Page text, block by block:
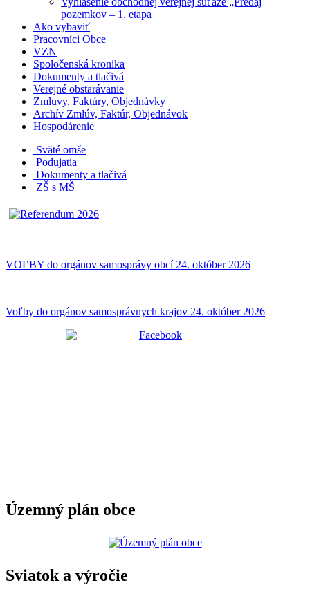
pozemkov – 1. etapa
Ako vybaviť
Pracovníci Obce
VZN
Spoločenská kronika
Dokumenty a tlačivá
Verejné obstarávanie
Zmluvy, Faktúry, Objednávky
Archív Zmlúv, Faktúr, Objednávok
Hospodárenie
Sväté omše
Podujatia
Dokumenty a tlačivá
ZŠ s MŠ
VOĽBY do orgánov samosprávy obcí 24. október 2026
Voľby do orgánov samosprávnych krajov 24. október 2026
Územný plán obce
Sviatok a výročie